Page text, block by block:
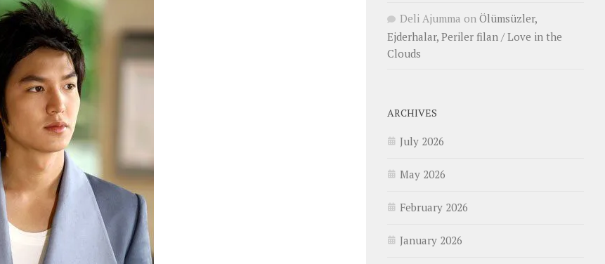
Deli Ajumma on Ölümsüzler,
Ejderhalar, Periler filan / Love in the
Clouds
ARCHIVES
July 2026
May 2026
February 2026
January 2026